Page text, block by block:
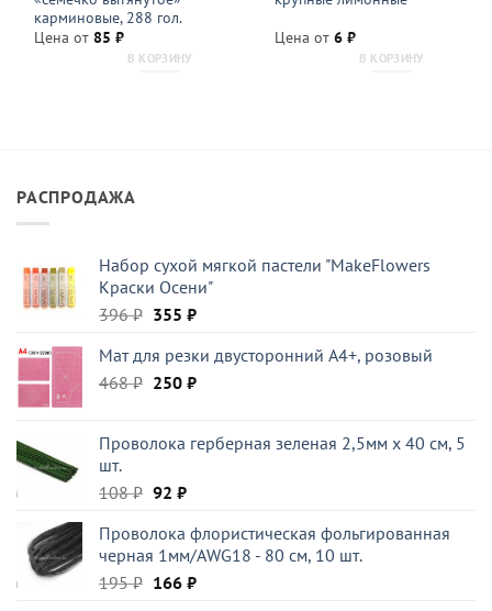
карминовые, 288 гол.
Цена от 85₽
В КОРЗИНУ
Цена от6₽
В КОРЗИНУ
РАСПРОДАЖА
Набор сухой мягкой пастели "MakeFlowers
Краски Осени"
396₽ Первоначальная
составляла
396 ₽.
355 ₽Текущая
355 ₽.
Мат для резки двусторонний А4+, розовый
468₽ Первоначальная
468 ₽.
250 ₽Текущая
Проволока герберная зеленая 2,5мм x 40 см, 5
шт.
108₽ Первоначальная
составляла
108 ₽.
92 ₽Текущая
92 ₽.
Проволока флористическая фольгированная
черная 1мм/AWG18 - 80 см, 10 шт.
195₽ Первоначальная
166 ₽Текущая